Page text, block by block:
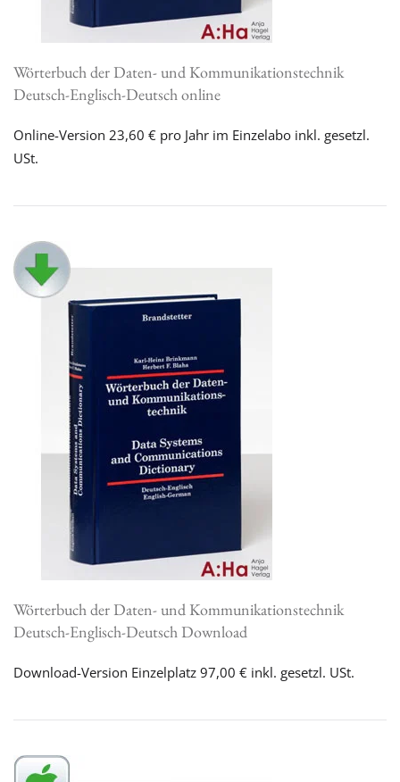
Wörterbuch der Daten- und Kommunikationstechnik
Deutsch-Englisch-Deutsch online
Online-Version 23,60 € pro Jahr im Einzelabo inkl. gesetzl.
USt.
Wörterbuch der Daten- und Kommunikationstechnik
Deutsch-Englisch-Deutsch Download
Download-Version Einzelplatz 97,00 € inkl. gesetzl. USt.